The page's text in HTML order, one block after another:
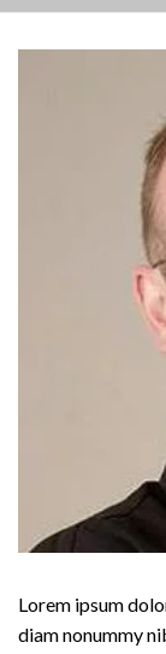
Lorem ipsum
diam nonummy